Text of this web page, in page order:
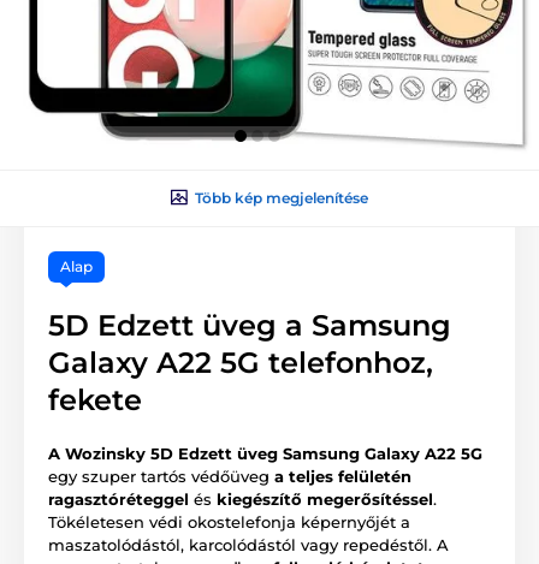
Több kép megjelenítése
Alap
5D Edzett üveg a Samsung
Galaxy A22 5G telefonhoz,
fekete
A Wozinsky 5D Edzett üveg Samsung Galaxy A22 5G
egy szuper tartós védőüveg a teljes felületén
ragasztóréteggel és kiegészítő megerősítéssel.
Tökéletesen védi okostelefonja képernyőjét a
maszatolódástól, karcolódástól vagy repedéstől. A